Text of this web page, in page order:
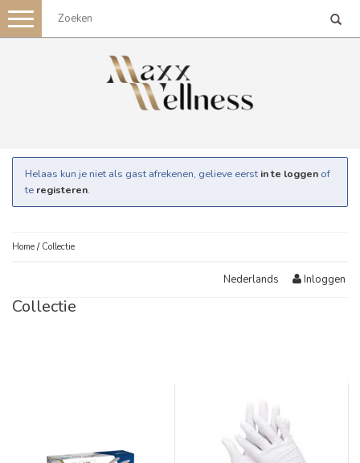
Toggle
navigation
Helaas kun je niet als gast afrekenen, gelieve eerst in te loggen of
te registeren.
Home / Collectie
Nederlands Inloggen
Collectie